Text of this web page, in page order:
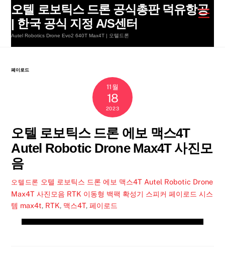
Skip
content
오텔 로보틱스 드론 공식총판 덕유항공
| 한국 공식 지정 A/S센터
Autel Robotics Drone Evo2 640T Max4T | 오텔드론
페이로드
11월
18
2023
오텔 로보틱스 드론 에보 맥스4T
Autel Robotic Drone Max4T 사진모
음
오텔드론 오텔 로보틱스 드론 에보 맥스4T Autel Robotic Drone
Max4T 사진모음 RTK 이동형 백팩 확성기 스피커 페이로드 시스
템 max4t, RTK, 맥스4T,페이로드